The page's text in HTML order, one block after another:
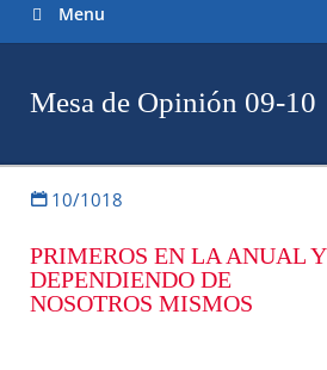
Menu
Mesa de Opinión 09-10
10/1018
PRIMEROS EN LA ANUAL Y
DEPENDIENDO DE
NOSOTROS MISMOS